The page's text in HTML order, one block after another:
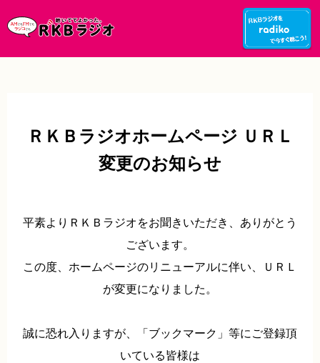
ＲＫＢラジオホームページ ＵＲＬ
変更のお知らせ
平素よりＲＫＢラジオをお聞きいただき、ありがとう
ございます。
この度、ホームページのリニューアルに伴い、ＵＲＬ
が変更になりました。
誠に恐れ入りますが、「ブックマーク」等にご登録頂
いている皆様は